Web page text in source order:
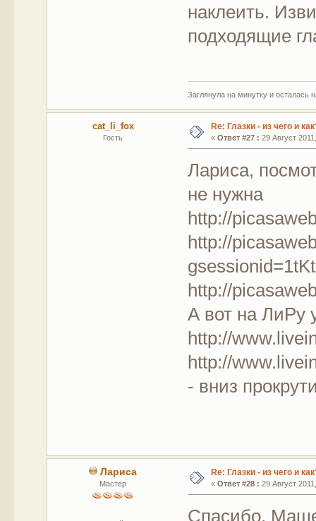
наклеить.
подходящие
Заглянула на минутку и осталась
cat_li_fox
Гость
Re: Глазки - из чего и
« Ответ #27 : 29 Август
Лариса,
не нужна
http://
http://
http://
А вот на ЛиРу
http://
http://
- вниз
Лариса
Мастер
Re: Глазки - из чего и
« Ответ #28 : 29 Август
Спасибо,